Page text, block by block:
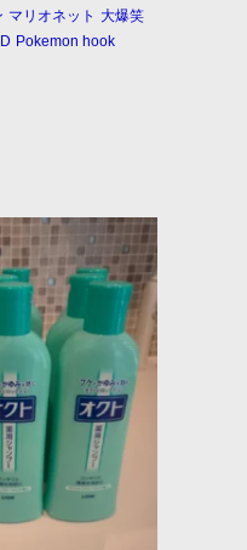
マリオネット 大爆笑
Pokemon hook